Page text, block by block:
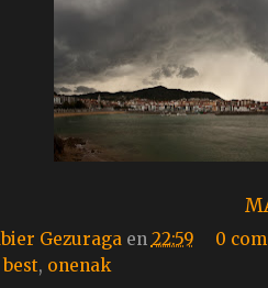
Gezuraga en 22:59
0
best, onenak